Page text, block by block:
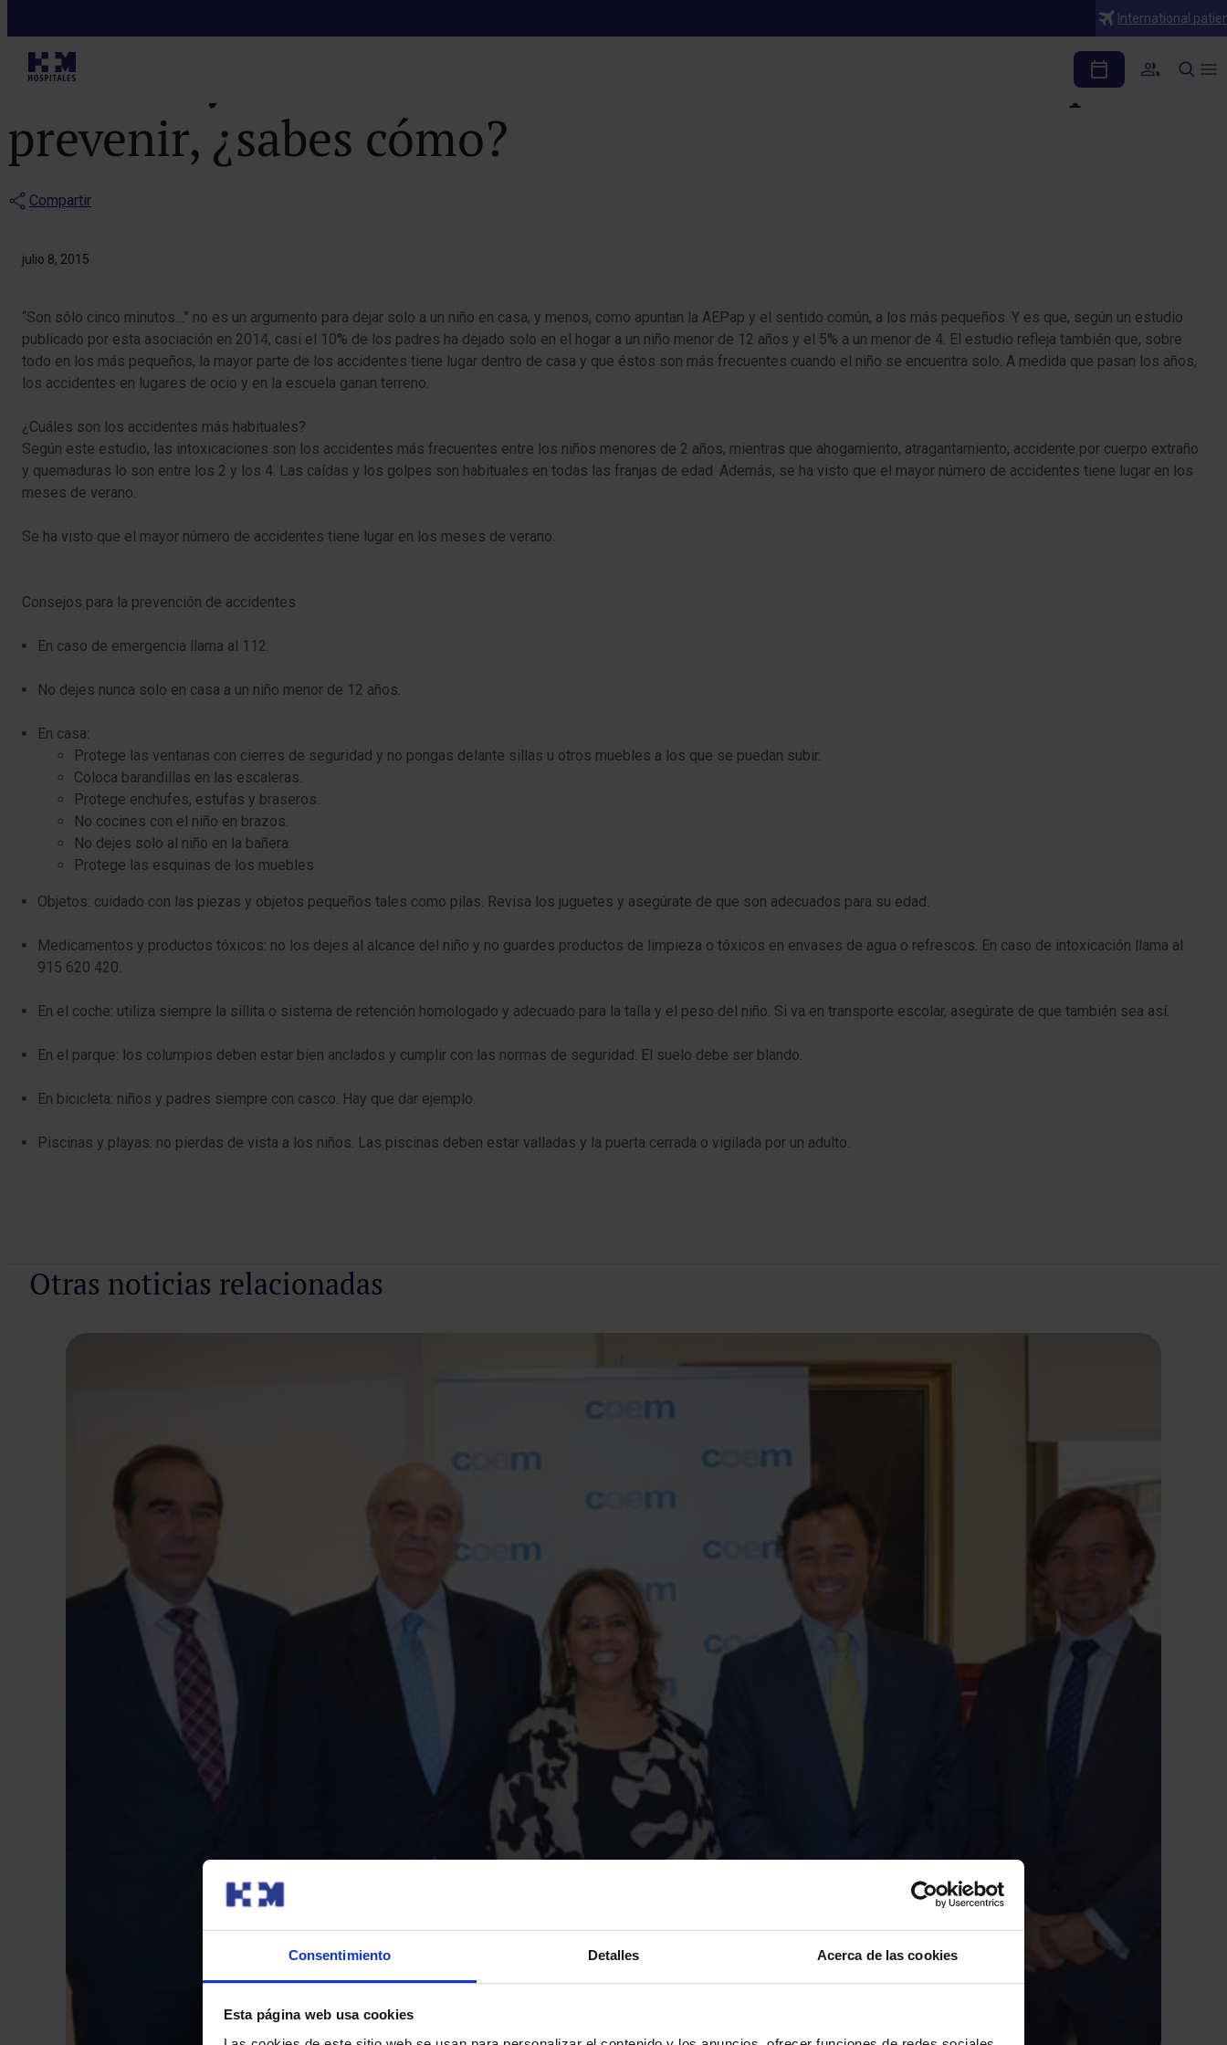
Consentimiento Detalles Acerca de las cookies
Esta página web usa cookies
International
La mayoría de los accidentes en la infancia se puede
prevenir, ¿sabes cómo?
Compartir
julio 8, 2015
“Son sólo cinco minutos…” no es un argumento para dejar solo a un niño en casa, y menos, como apuntan la AEPap y el sentido común, a los más pequeños. Y es que, según un estudio
publicado por esta asociación en 2014, casi el 10% de los padres ha dejado solo en el hogar a un niño menor de 12 años y el 5% a un menor de 4. El estudio refleja también que, sobre
todo en los más pequeños, la mayor parte de los accidentes tiene lugar dentro de casa y que éstos son más frecuentes cuando el niño se encuentra solo. A medida que pasan los años,
los accidentes en lugares de ocio y en la escuela ganan terreno.
¿Cuáles son los accidentes más habituales?
Según este estudio, las intoxicaciones son los accidentes más frecuentes entre los niños menores de 2 años, mientras que ahogamiento, atragantamiento, accidente por cuerpo extraño
y quemaduras lo son entre los 2 y los 4. Las caídas y los golpes son habituales en todas las franjas de edad. Además, se ha visto que el mayor número de accidentes tiene lugar en los
meses de verano.
Se ha visto que el mayor número de accidentes tiene lugar en los meses de verano.
Consejos para la prevención de accidentes
En caso de emergencia llama al 112.
No dejes nunca solo en casa a un niño menor de 12 años.
En casa:
Protege las ventanas con cierres de seguridad y no pongas delante sillas u otros muebles a los que se puedan subir.
Coloca barandillas en las escaleras.
Protege enchufes, estufas y braseros.
No cocines con el niño en brazos.
No dejes solo al niño en la bañera.
Protege las esquinas de los muebles
Objetos: cuidado con las piezas y objetos pequeños tales como pilas. Revisa los juguetes y asegúrate de que son adecuados para su edad.
Medicamentos y productos tóxicos: no los dejes al alcance del niño y no guardes productos de limpieza o tóxicos en envases de agua o refrescos. En caso de intoxicación llama al
915 620 420.
En el coche: utiliza siempre la sillita o sistema de retención homologado y adecuado para la talla y el peso del niño. Si va en transporte escolar, asegúrate de que también sea así.
En el parque: los columpios deben estar bien anclados y cumplir con las normas de seguridad. El suelo debe ser blando.
En bicicleta: niños y padres siempre con casco. Hay que dar ejemplo.
Piscinas y playas: no pierdas de vista a los niños. Las piscinas deben estar valladas y la puerta cerrada o vigilada por un adulto.​
Otras noticias relacionadas